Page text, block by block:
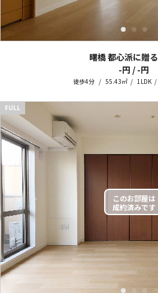
曙橋 都心派に贈る
-円 / -円
徒歩4分 55.43㎡ 1LDK
〈
FULL